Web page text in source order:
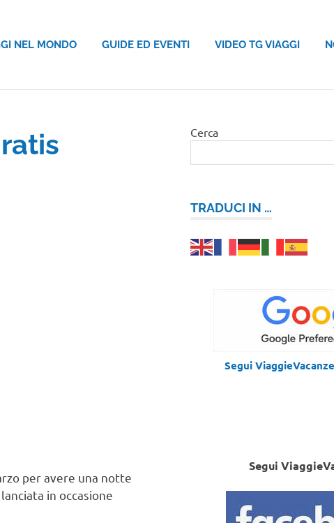
NEL MONDO GUIDE ED EVENTI VIDEO TG VIAGGI
per avere una notte
lanciata in occasione
Cerca
TRADUCI IN …
Segui
Segui